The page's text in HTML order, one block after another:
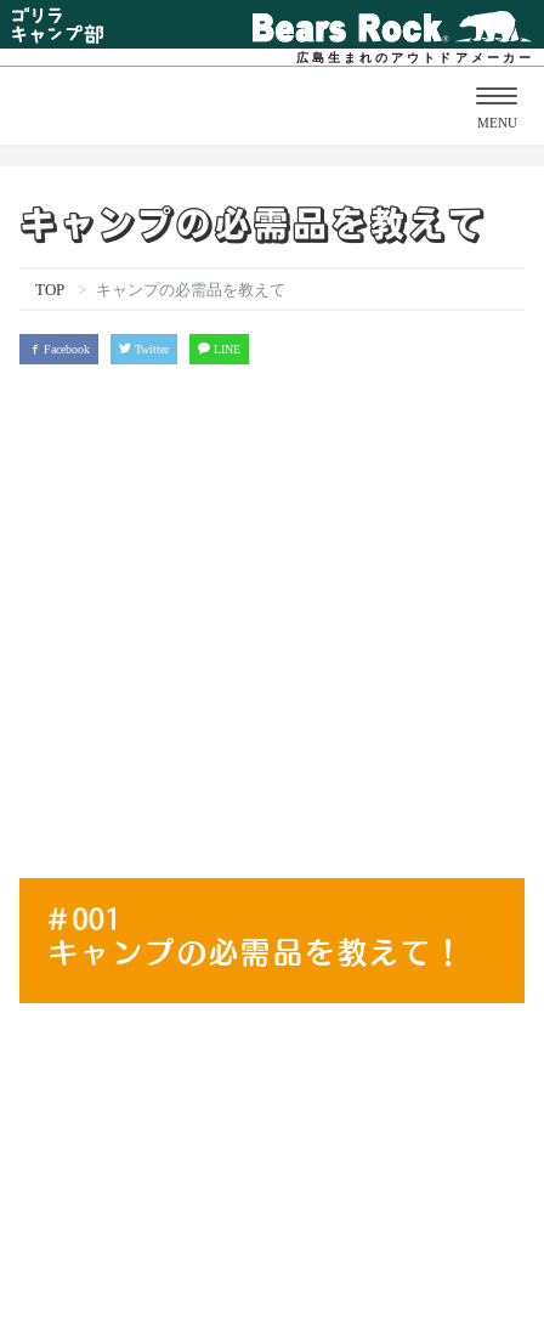
広島生まれのアウトドアメーカー
MENU
キャンプの必需品を教えて
TOP キャンプの必需品を教えて
Facebook Twitter LINE
キャンプの必需品を教えて！